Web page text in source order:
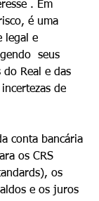
. Em
é uma
legal e
seus
Real e das
de
conta bancária
os CRS
os
e os juros